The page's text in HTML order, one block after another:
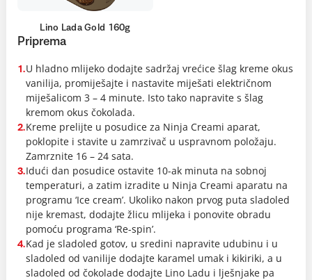
Lino Lada Gold 160g
Priprema
1.U hladno mlijeko dodajte sadržaj vrećice šlag kreme okus
vanilija, promiješajte i nastavite miješati električnom
miješalicom 3 – 4 minute. Isto tako napravite s šlag
kremom okus čokolada.
2.Kreme prelijte u posudice za Ninja Creami aparat,
poklopite i stavite u zamrzivač u uspravnom položaju.
Zamrznite 16 – 24 sata.
3.Idući dan posudice ostavite 10-ak minuta na sobnoj
temperaturi, a zatim izradite u Ninja Creami aparatu na
programu ‘Ice cream’. Ukoliko nakon prvog puta sladoled
nije kremast, dodajte žlicu mlijeka i ponovite obradu
pomoću programa ‘Re-spin’.
4.Kad je sladoled gotov, u sredini napravite udubinu i u
sladoled od vanilije dodajte karamel umak i kikiriki, a u
sladoled od čokolade dodajte Lino Ladu i lješnjake pa